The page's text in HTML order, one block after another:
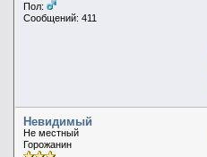
Пол:
Сообщений: 411
Невидимый
Не местный
Горожанин